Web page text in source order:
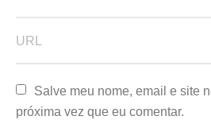
Salve meu nome, email e site
próxima vez que eu comentar.